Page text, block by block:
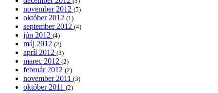
november 2012 (5)
október 2012 (1)
september 2012 (4)
jún 2012 (4)
máj 2012 (2)
apríl 2012 (3)
marec 2012 (2)
február 2012 (2)
november 2011 (3)
október 2011 (2)